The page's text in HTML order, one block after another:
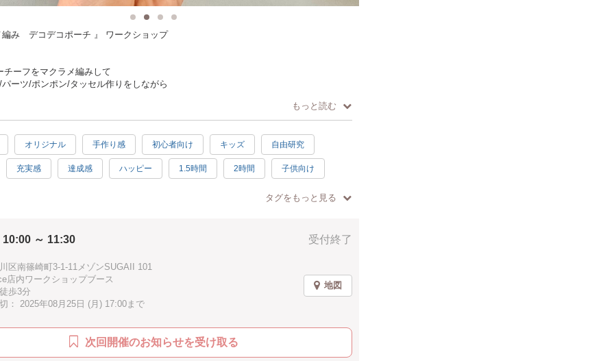
編み デコデコポーチ 』 ワークショップ
チーフをマクラメ編みして
ーツ/ポンポン/タッセル作りをしながら
もっと読む
オリジナル 手作り感 初心者向け キッズ 自由研究
充実感 達成感 ハッピー 1.5時間 2時間 子供向け
驚き 素敵
ホワイト 水色
タグをもっと見る
受付終了
10:00 ～ 11:30
区南篠崎町3-1-11メゾンSUGAII 101
店内ワークショップブース
歩3分
： 2025年08月25日 (月) 17:00まで
地図
次回開催のお知らせを受け取る